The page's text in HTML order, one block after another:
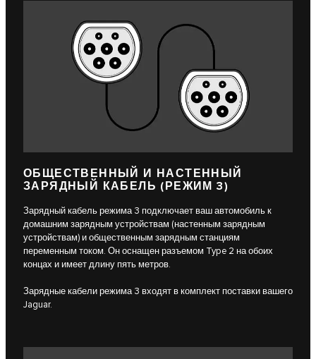
ОБЩЕСТВЕННЫЙ И НАСТЕННЫЙ
ЗАРЯДНЫЙ КАБЕЛЬ (РЕЖИМ 3)
Зарядный кабель режима 3 подключает ваш автомобиль к
домашним зарядным устройствам (настенным зарядным
устройствам) и общественным зарядным станциям
переменным током. Он оснащен разъемом Type 2 на обоих
концах и имеет длину пять метров.
Зарядные кабели режима 3 входят в комплект поставки вашего
Jaguar.